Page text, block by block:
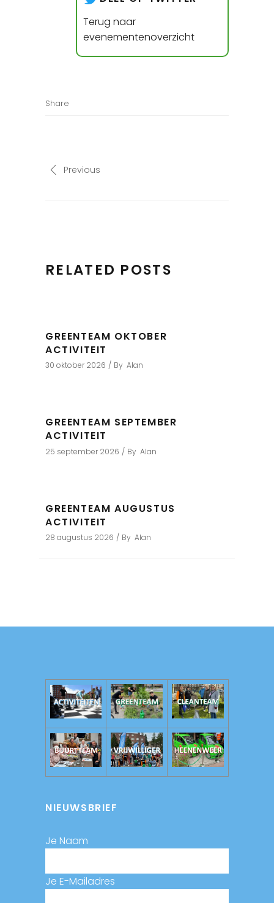
Terug naar
evenementenoverzicht
Share
Previous
RELATED POSTS
GREENTEAM OKTOBER
ACTIVITEIT
30 oktober 2026 By Alan
GREENTEAM SEPTEMBER
ACTIVITEIT
25 september 2026 By Alan
GREENTEAM AUGUSTUS
ACTIVITEIT
28 augustus 2026 By Alan
NIEUWSBRIEF
Je Naam
Je E-Mailadres